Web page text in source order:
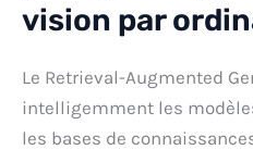
vision par
Le Retrieval-Augmented
intelligemment les
les bases de